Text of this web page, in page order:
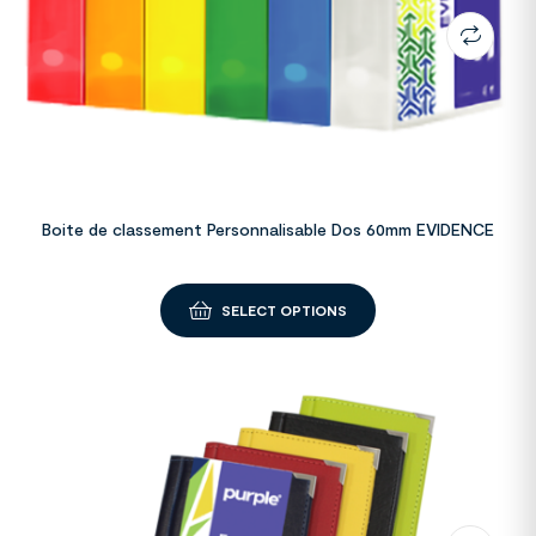
Boite de classement Personnalisable Dos 60mm EVIDENCE
SELECT OPTIONS